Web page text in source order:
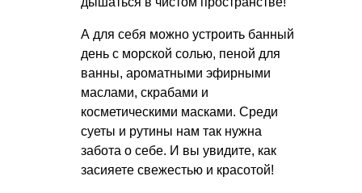
А для себя можно устроить банный
день с морской солью, пеной для
ванны, ароматными эфирными
маслами, скрабами и
косметическими масками. Среди
суеты и рутины нам так нужна
забота о себе. И вы увидите, как
засияете свежестью и красотой!